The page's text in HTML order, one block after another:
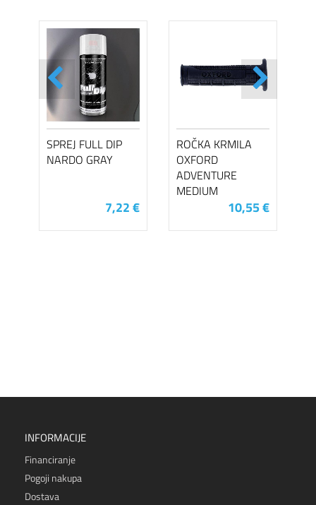
SPREJ FULL DIP
NARDO GRAY
7,22 €
ROČKA KRMILA
OXFORD
ADVENTURE
MEDIUM
10,55 €
INFORMACIJE
Financiranje
Pogoji nakupa
Dostava